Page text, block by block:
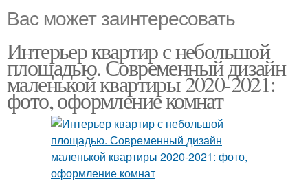
Вас может заинтересовать
Интерьер квартир с небольшой
площадью. Современный дизайн
маленькой квартиры 2020-2021:
фото, оформление комнат